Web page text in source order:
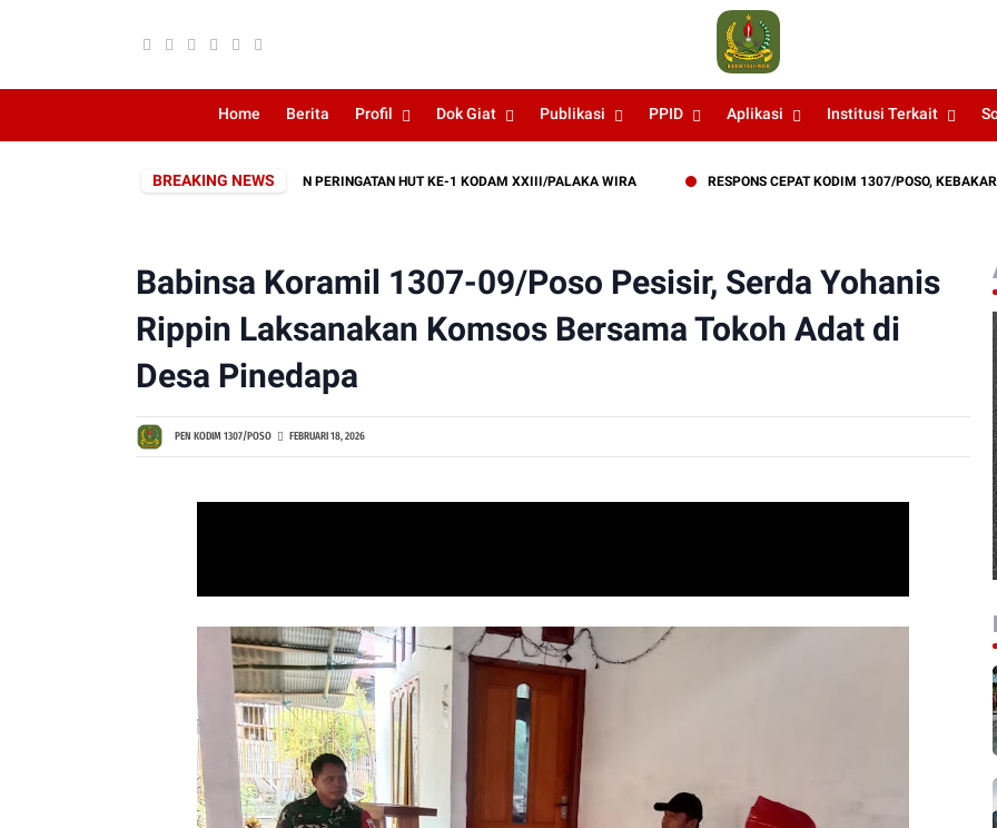
Home Berita Profil Dok Giat Publikasi PPID Aplikasi Institusi Terkait
BREAKING NEWS
ROMBONGAN SEBAGAI RANGKAIAN PERINGATAN HUT KE-1 KODAM XXIII/PALAKA WIRA RESPONS CEPAT KODIM 1307/POSO, KEBAKARAN
Babinsa Koramil 1307-09/Poso Pesisir, Serda Yohanis
Rippin Laksanakan Komsos Bersama Tokoh Adat di
Desa Pinedapa
PEN KODIM 1307/POSO FEBRUARI 18, 2026